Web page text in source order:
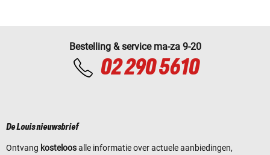
Bestelling & service ma-za 9-20
02 290 5610
De Louis nieuwsbrief
Ontvang kosteloosalle informatie over actuele aanbiedingen,